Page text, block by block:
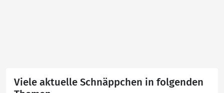
Viele aktuelle Schnäppchen in folgenden